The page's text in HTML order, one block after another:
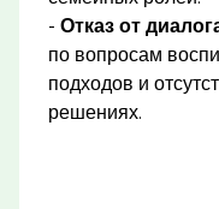
-Отказ от
по вопросам
подходов и
решениях.